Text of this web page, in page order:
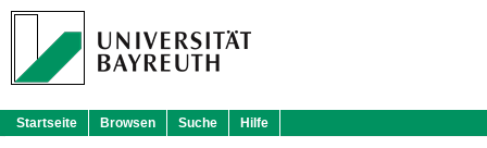
Startseite Browsen Suche Hilfe